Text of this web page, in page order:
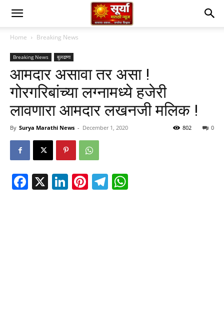
Home Breaking News
Breaking News बुलढाणा
आमदार असावा तर असा !
गोरगरिबांच्या लग्नामध्ये हजेरी
लावणारा आमदार लखनजी मलिक !
By Surya Marathi News - December 1, 2020 0
802
Facebook
X LinkedIn
Pinterest
Telegram